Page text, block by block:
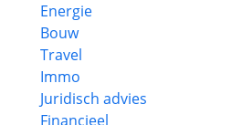
Energie
Bouw
Travel
Immo
Juridisch advies
Financieel